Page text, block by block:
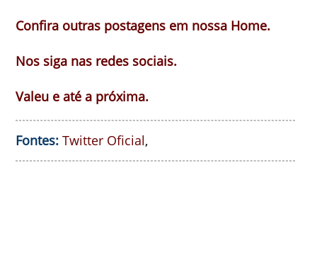
Confira outras postagens em nossa Home.
Nos siga nas redes sociais.
Valeu e até a próxima.
Fontes: Twitter Oficial,